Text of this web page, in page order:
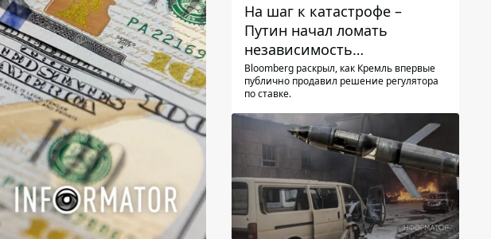
На шаг к катастрофе –
Путин начал ломать
независимость
собственного Центробанка,
заставив снизить базовую
Bloomberg раскрыл, как Кремль впервые
публично продавил решение регулятора
по ставке.